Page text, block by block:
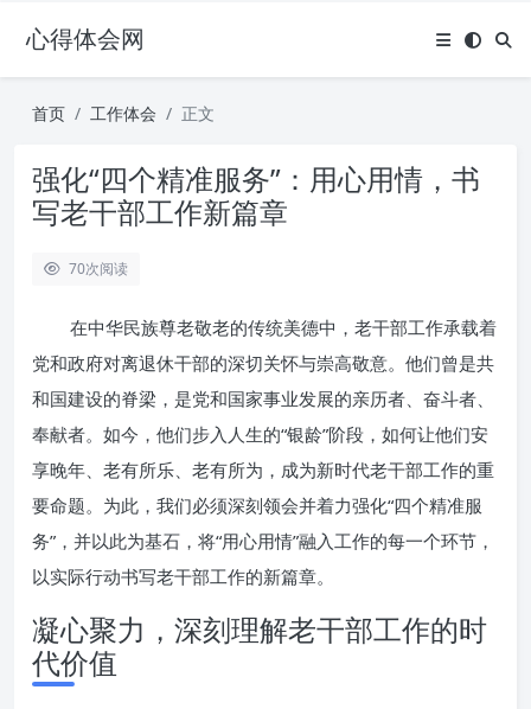
心得体会网
首页 工作体会 正文
强化“四个精准服务”：用心用情，书
写老干部工作新篇章
70次阅读
在中华民族尊老敬老的传统美德中，老干部工作承载着
党和政府对离退休干部的深切关怀与崇高敬意。他们曾是共
和国建设的脊梁，是党和国家事业发展的亲历者、奋斗者、
奉献者。如今，他们步入人生的“银龄”阶段，如何让他们安
享晚年、老有所乐、老有所为，成为新时代老干部工作的重
要命题。为此，我们必须深刻领会并着力强化“四个精准服
务”，并以此为基石，将“用心用情”融入工作的每一个环节，
以实际行动书写老干部工作的新篇章。
凝心聚力，深刻理解老干部工作的时
代价值